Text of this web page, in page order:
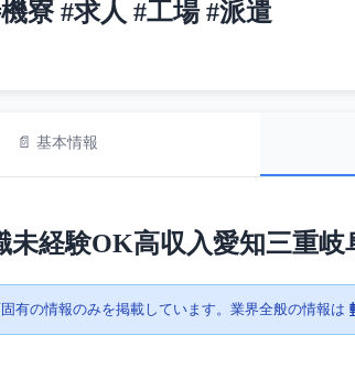
寮 #求人 #工場 #派遣
📄 基本情報
未経験OK高収入愛知三重岐
固有の情報のみを掲載しています。業界全般の情報は